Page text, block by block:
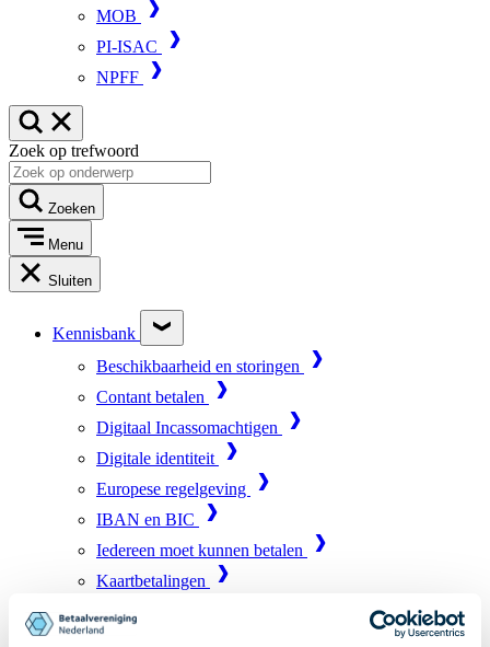
MOB
PI-ISAC
NPFF
Zoek op trefwoord
Zoeken
Menu
Sluiten
Kennisbank
Beschikbaarheid en storingen
Contant betalen
Digitaal Incassomachtigen
Digitale identiteit
Europese regelgeving
IBAN en BIC
Iedereen moet kunnen betalen
Kaartbetalingen
Marktinfrastructuur